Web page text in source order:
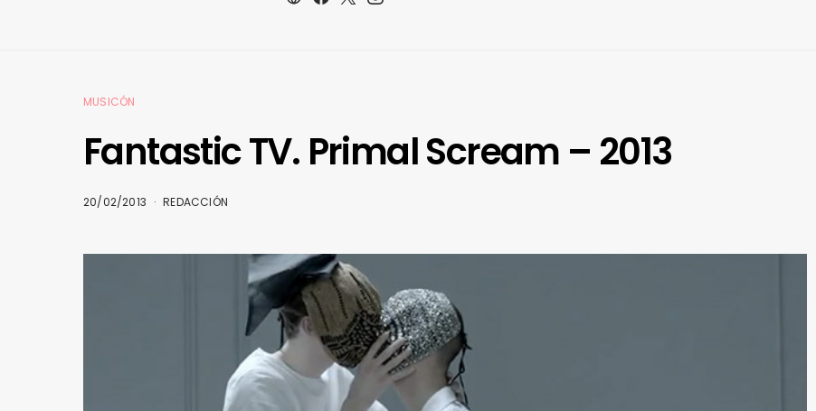
MUSICÓN
Fantastic TV. Primal Scream – 2013
20/02/2013 REDACCIÓN